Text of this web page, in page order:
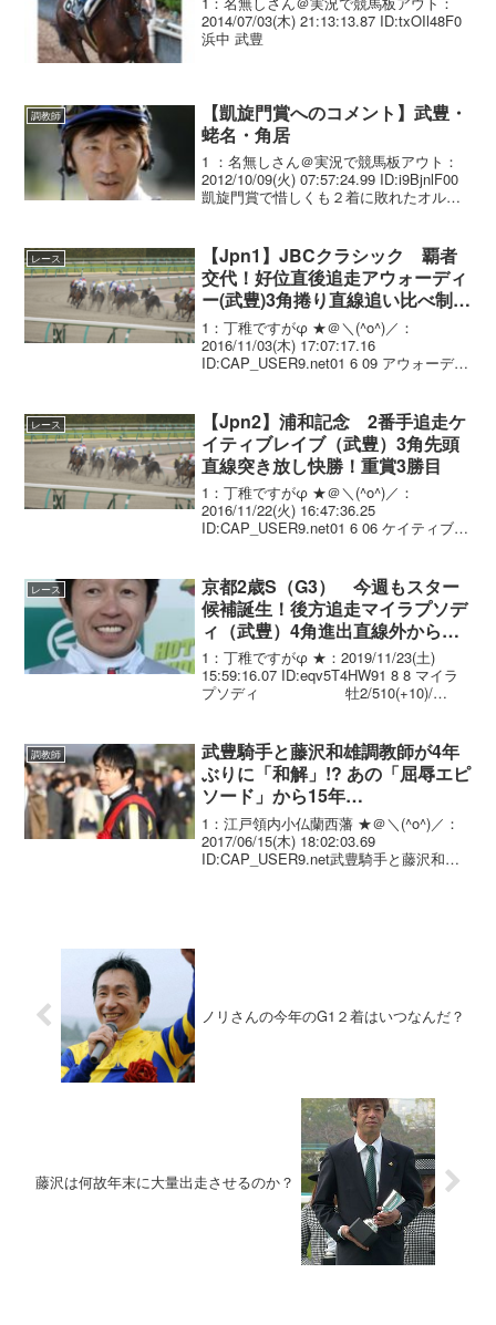
2014/07/03(木) 21:13:13.87 ID:txOIl48F0
浜中 武豊
調教師
【凱旋門賞へのコメント】武豊・
蛯名・角居
1 ：名無しさん＠実況で競馬板アウト：
2012/10/09(火) 07:57:24.99 ID:i9BjnlF00
凱旋門賞で惜しくも２着に敗れたオルフ
空の上（帰国便の...
レース
【Jpn1】JBCクラシック 覇者
交代！好位直後追走アウォーディ
ー(武豊)3角捲り直線追い比べ制し
ダート無傷6連勝！G1初制覇
1：丁稚ですがφ ★＠＼(^o^)／：
2016/11/03(木) 17:07:17.16
ID:CAP_USER9.net01 6 09 アウォーディ
レース
【Jpn2】浦和記念 2番手追走ケ
イティブレイブ（武豊）3角先頭
直線突き放し快勝！重賞3勝目
1：丁稚ですがφ ★＠＼(^o^)／：
2016/11/22(火) 16:47:36.25
ID:CAP_USER9.net01 6 06 ケイティブレ
レース
京都2歳S（G3） 今週もスター
候補誕生！後方追走マイラプソデ
ィ（武豊）4角進出直線外から突
き抜け完勝！無傷3連勝
1：丁稚ですがφ ★：2019/11/23(土)
15:59:16.07 ID:eqv5T4HW91 8 8 マイラ
プソディ 牡2/510(+10)/
調教師
武豊騎手と藤沢和雄調教師が4年
ぶりに「和解」!? あの「屈辱エピ
ソード」から15年…
1：江戸領内小仏蘭西藩 ★＠＼(^o^)／：
2017/06/15(木) 18:02:03.69
ID:CAP_USER9.net武豊騎手と藤沢和雄
ノリさんの今年のG1２着はいつなんだ？
藤沢は何故年末に大量出走させるのか？